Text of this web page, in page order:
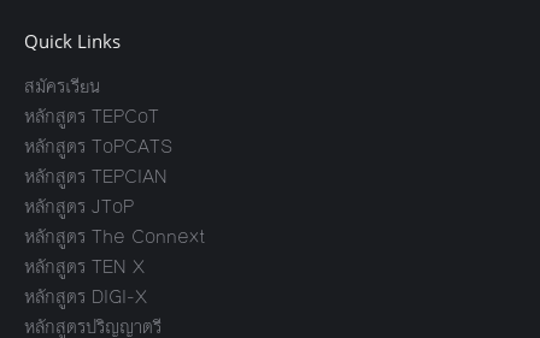
Quick Links
สมัครเรียน
หลักสูตร TEPCoT
หลักสูตร ToPCATS
หลักสูตร TEPCIAN
หลักสูตร JToP
หลักสูตร The Connext
หลักสูตร TEN X
หลักสูตร DIGI-X
หลักสูตรปริญญาตรี